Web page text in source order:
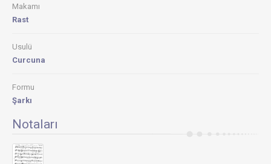
Makamı
Rast
Usulü
Curcuna
Formu
Şarkı
Notaları